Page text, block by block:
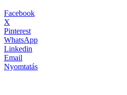
Facebook
X
Pinterest
WhatsApp
Linkedin
Email
Nyomtatás